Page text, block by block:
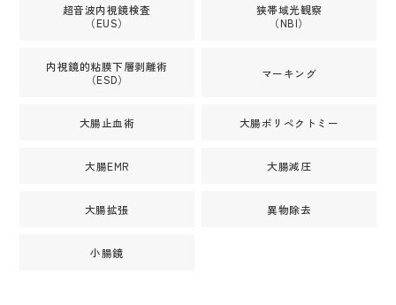
超音波内視鏡検査
（EUS）
狭帯域光観察
（NBI）
内視鏡的粘膜下層剥離術
（ESD）
マーキング
大腸止血術 大腸ポリペクトミー
大腸EMR 大腸減圧
大腸拡張 異物除去
小腸鏡